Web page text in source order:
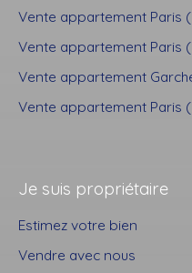
Vente appartement Paris
Vente appartement Paris
Vente appartement
Vente appartement Paris
Je suis propriétaire
Estimez votre bien
Vendre avec nous